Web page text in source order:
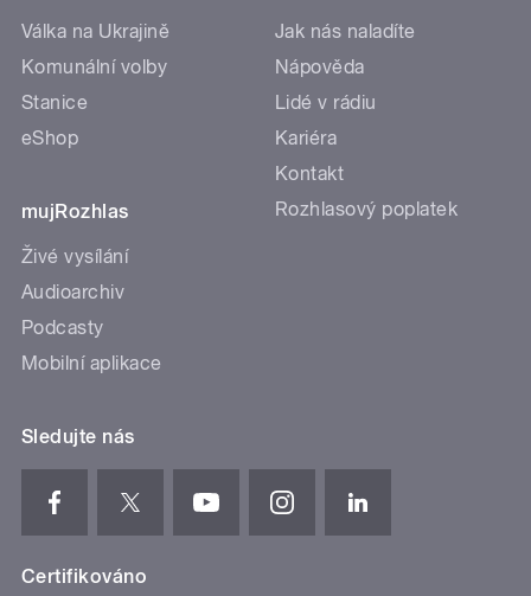
Válka na Ukrajině
Komunální volby
Stanice
eShop
mujRozhlas
Živé vysílání
Audioarchiv
Podcasty
Mobilní aplikace
Jak nás naladíte
Nápověda
Lidé v rádiu
Kariéra
Kontakt
Rozhlasový poplatek
Sledujte nás
Certifikováno